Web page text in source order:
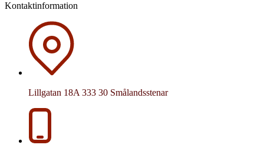
Kontaktinformation
Lillgatan 18A 333 30 Smålandsstenar